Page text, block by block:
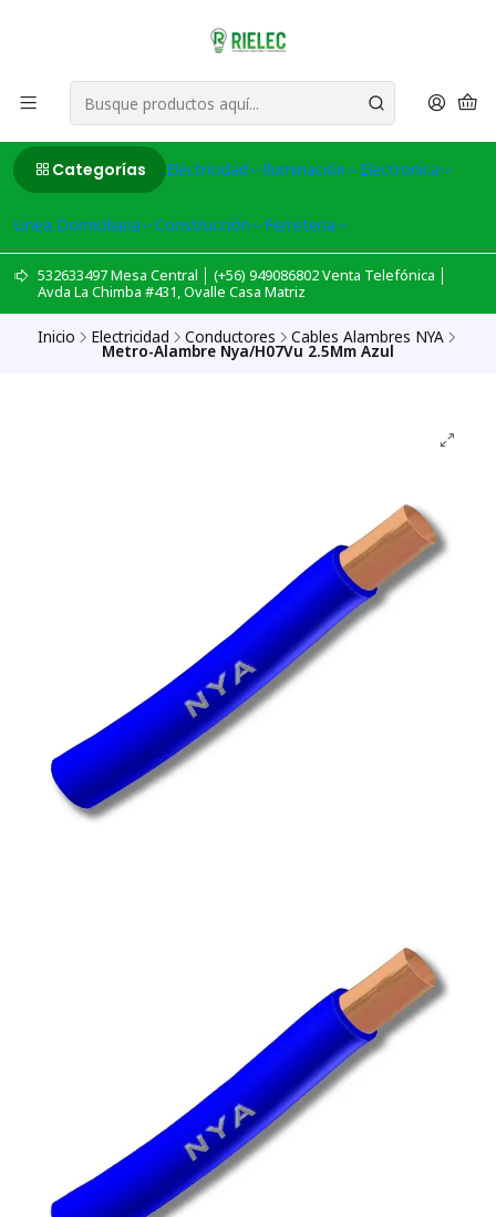
Categorías Electricidad Iluminación Electronica
Linea Domiciliaria Construcción Ferreteria
532633497 Mesa Central │ (+56) 949086802 Venta Telefónica │
Avda La Chimba #431, Ovalle Casa Matriz
Inicio Electricidad Conductores Cables Alambres NYA
Metro-Alambre Nya/H07Vu 2.5Mm Azul